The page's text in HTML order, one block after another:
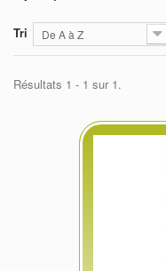
Tri De A à Z
Résultats 1 - 1 sur 1.